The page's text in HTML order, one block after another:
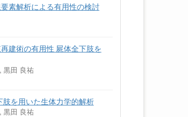
素解析による有用性の検討
建術の有用性 屍体全下肢を
黒田 良祐
を用いた生体力学的解析
黒田 良祐